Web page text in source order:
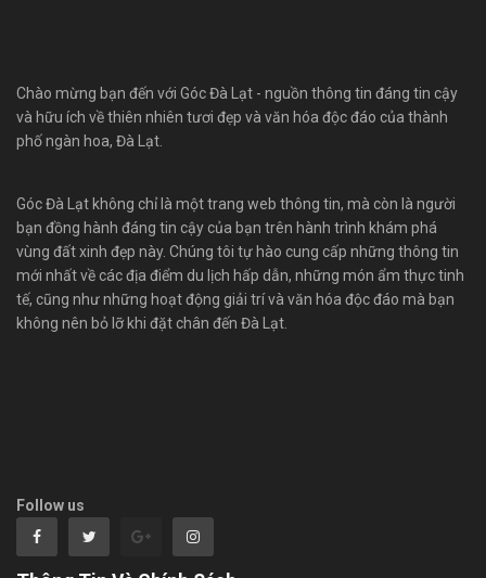
Chào mừng bạn đến với Góc Đà Lạt - nguồn thông tin đáng tin cậy
và hữu ích về thiên nhiên tươi đẹp và văn hóa độc đáo của thành
phố ngàn hoa, Đà Lạt.
Góc Đà Lạt không chỉ là một trang web thông tin, mà còn là người
bạn đồng hành đáng tin cậy của bạn trên hành trình khám phá
vùng đất xinh đẹp này. Chúng tôi tự hào cung cấp những thông tin
mới nhất về các địa điểm du lịch hấp dẫn, những món ẩm thực tinh
tế, cũng như những hoạt động giải trí và văn hóa độc đáo mà bạn
không nên bỏ lỡ khi đặt chân đến Đà Lạt.
Follow us